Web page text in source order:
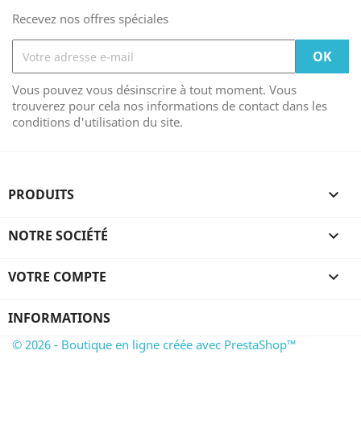
Recevez nos offres spéciales
Vous pouvez vous désinscrire à tout moment. Vous
trouverez pour cela nos informations de contact dans les
conditions d'utilisation du site.
PRODUITS 
NOTRE SOCIÉTÉ 
VOTRE COMPTE 
INFORMATIONS
© 2026 - Boutique en ligne créée avec PrestaShop™